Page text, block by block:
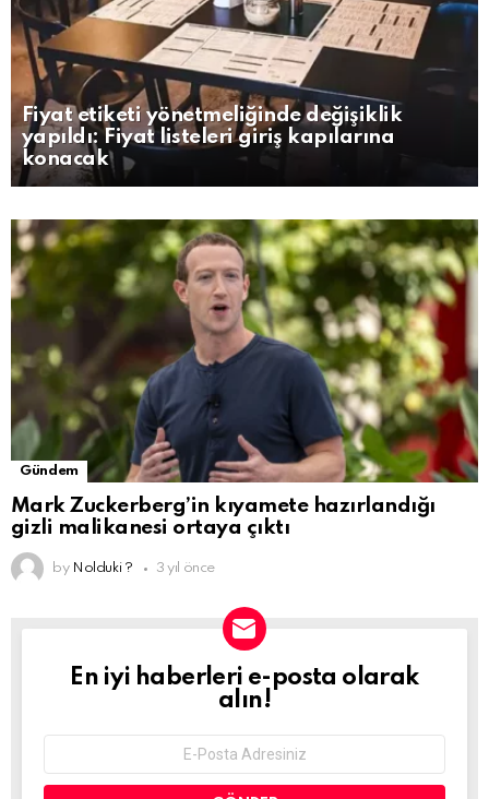
Fiyat etiketi yönetmeliğinde değişiklik
yapıldı: Fiyat listeleri giriş kapılarına
konacak
MORE
STORIES
Gündem
Mark Zuckerberg’in kıyamete hazırlandığı
gizli malikanesi ortaya çıktı
by Nolduki ? 3 yıl önce
NEWSLETTER
En iyi haberleri e-posta olarak
alın!